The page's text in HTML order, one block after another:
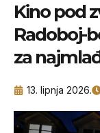
Kino pod
Radoboj-
za
13. lipnja 2026.